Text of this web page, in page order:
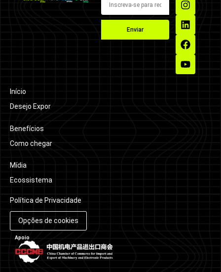
Enviar
Início
Desejo Expor
Benefícios
Como chegar
Mídia
Ecossistema
Política de Privacidade
Opções de cookies
Apoio